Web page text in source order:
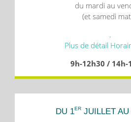
du mardi au
(et samedi
.
Plus de détail
9h-12h30 / 14h-
DU 1ER JUILLET